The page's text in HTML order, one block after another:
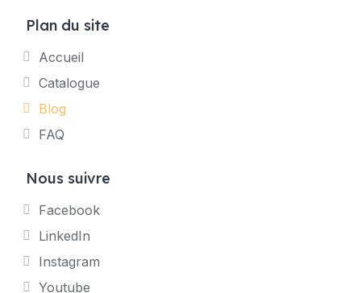
Plan du site
Accueil
Catalogue
Blog
FAQ
Nous suivre
Facebook
LinkedIn
Instagram
Youtube